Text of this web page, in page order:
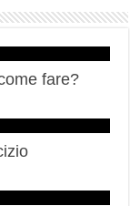
fare?